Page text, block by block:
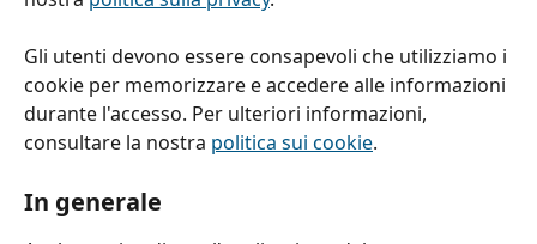
Gli utenti devono essere consapevoli che utilizziamo i
cookie per memorizzare e accedere alle informazioni
durante l'accesso. Per ulteriori informazioni,
consultare la nostra politica sui cookie.
In generale